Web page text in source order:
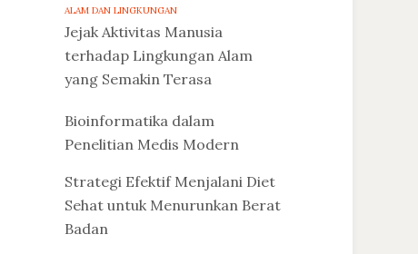
ALAM DAN LINGKUNGAN
Jejak Aktivitas Manusia
terhadap Lingkungan Alam
yang Semakin Terasa
Bioinformatika dalam
Penelitian Medis Modern
Strategi Efektif Menjalani Diet
Sehat untuk Menurunkan Berat
Badan